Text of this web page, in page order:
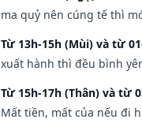
ma quỷ nên cúng tế thì
Từ 13h-15h (Mùi) và từ
xuất hành thì đều bình
Từ 15h-17h (Thân) và từ
Mất tiền, mất của nếu đi